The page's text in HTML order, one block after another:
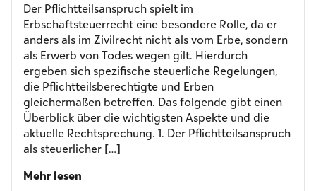
Der Pflichtteilsanspruch spielt im
Erbschaftsteuerrecht eine besondere Rolle, da er
anders als im Zivilrecht nicht als vom Erbe, sondern
als Erwerb von Todes wegen gilt. Hierdurch
ergeben sich spezifische steuerliche Regelungen,
die Pflichtteilsberechtigte und Erben
gleichermaßen betreffen. Das folgende gibt einen
Überblick über die wichtigsten Aspekte und die
aktuelle Rechtsprechung. 1. Der Pflichtteilsanspruch
als steuerlicher […]
Mehr lesen